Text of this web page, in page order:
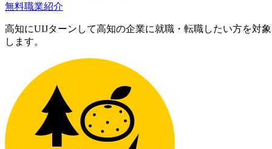
無料職業紹介
高知にUIJターンして高知の企業に就職・転職したい方を対
します。